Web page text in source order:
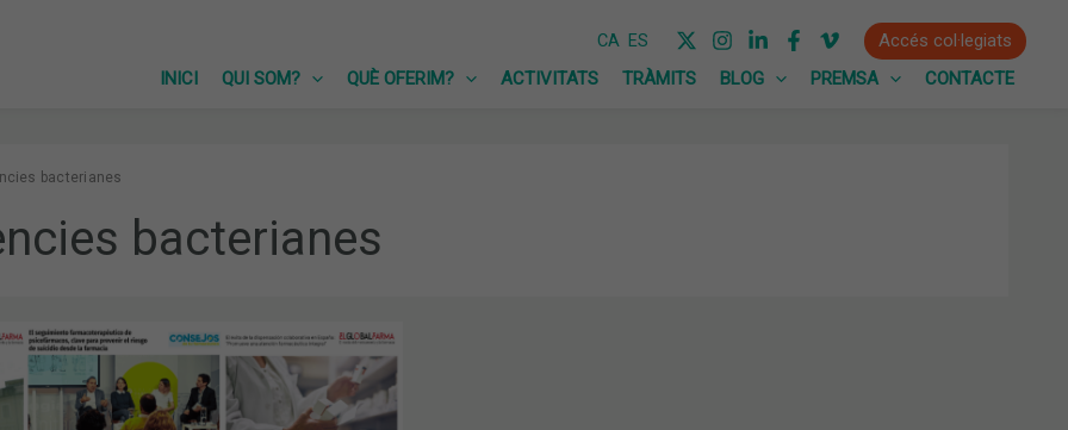
CA ES
Accés col·legiats
INICI
QUI SOM? QUÈ OFERIM? ACTIVITATS TRÀMITS BLOG PREMSA CONTACTE
bacterianes
bacterianes